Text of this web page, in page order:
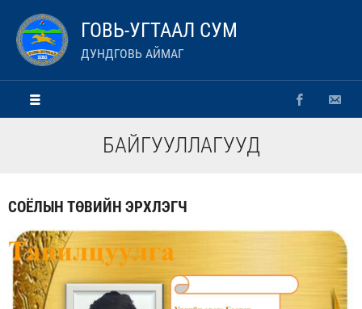
ГОВЬ-УГТААЛ СУМ
ДУНДГОВЬ АЙМАГ
БАЙГУУЛЛАГУУД
СОЁЛЫН ТӨВИЙН ЭРХЛЭГЧ